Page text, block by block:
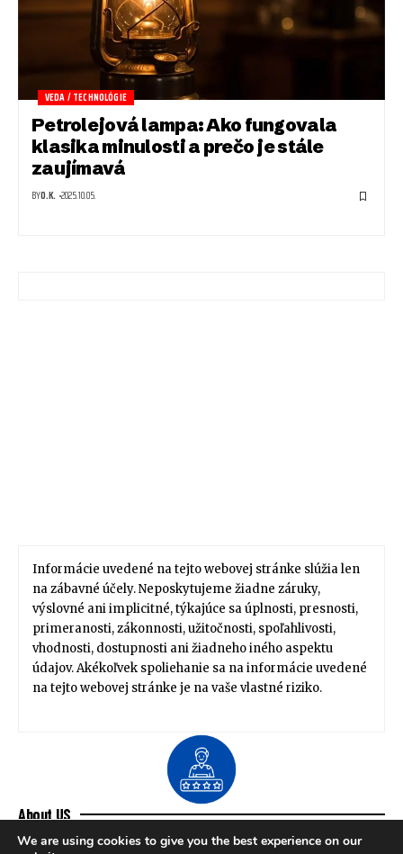
VEDA / TECHNOLÓGIE
Petrolejová lampa: Ako fungovala
klasika minulosti a prečo je stále
zaujímavá
BYO.K. 2025.10.05.
Informácie uvedené na tejto webovej stránke slúžia len
na zábavné účely. Neposkytujeme žiadne záruky,
výslovné ani implicitné, týkajúce sa úplnosti, presnosti,
primeranosti, zákonnosti, užitočnosti, spoľahlivosti,
vhodnosti, dostupnosti ani žiadneho iného aspektu
údajov. Akékoľvek spoliehanie sa na informácie uvedené
na tejto webovej stránke je na vaše vlastné riziko.
About US
Zdravie / Životný štýl
Domov / Záhrada
We are using cookies to give you the best experience on our